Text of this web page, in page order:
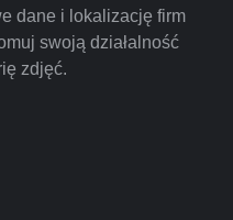
dane i lokalizację firm
swoją działalność
zdjęć.